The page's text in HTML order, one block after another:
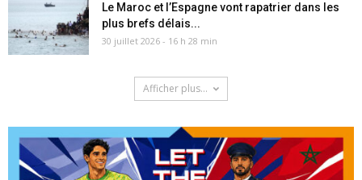
Le Maroc et l’Espagne vont rapatrier dans les
plus brefs délais...
30 juillet 2026 - 16 h 28 min
Afficher plus...